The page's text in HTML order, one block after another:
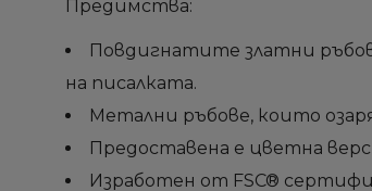
Предимства:
Повдигнатите златни
на писалката.
Метални ръбове, които
Предоставена е цветна
Изработен от FSC®